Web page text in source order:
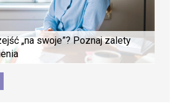
„na swoje”? Poznaj zalety